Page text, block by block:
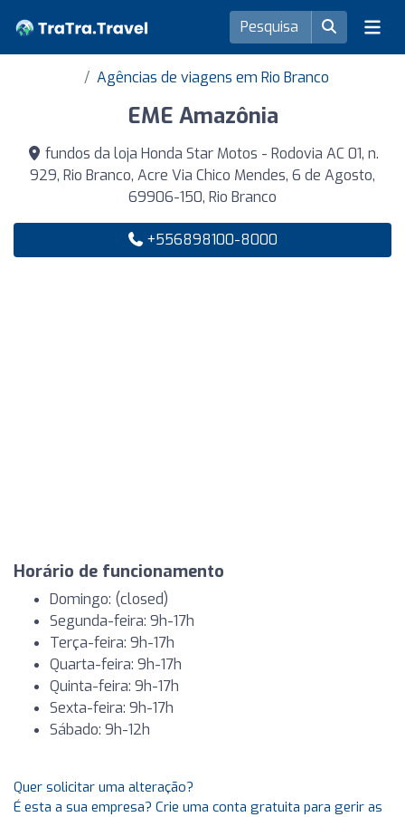
Agências de viagens em Rio Branco
EME Amazônia
fundos da loja Honda Star Motos - Rodovia AC 01, n.
929, Rio Branco, Acre Via Chico Mendes, 6 de Agosto,
69906-150, Rio Branco
+556898100-8000
Horário de funcionamento
Domingo: (closed)
Segunda-feira: 9h-17h
Terça-feira: 9h-17h
Quarta-feira: 9h-17h
Quinta-feira: 9h-17h
Sexta-feira: 9h-17h
Sábado: 9h-12h
Quer solicitar uma alteração?
É esta a sua empresa? Crie uma conta gratuita para gerir as